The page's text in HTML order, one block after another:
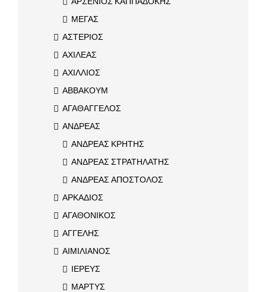
ΜΕΓΑΣ
ΑΣΤΕΡΙΟΣ
ΑΧΙΛΕΑΣ
ΑΧΙΛΛΙΟΣ
ΑΒΒΑΚΟΥΜ
ΑΓΑΘΑΓΓΕΛΟΣ
ΑΝΔΡΕΑΣ
ΑΝΔΡΕΑΣ ΚΡΗΤΗΣ
ΑΝΔΡΕΑΣ ΣΤΡΑΤΗΛΑΤΗΣ
ΑΝΔΡΕΑΣ ΑΠΟΣΤΟΛΟΣ
ΑΡΚΑΔΙΟΣ
ΑΓΑΘΟΝΙΚΟΣ
ΑΓΓΕΛΗΣ
ΑΙΜΙΛΙΑΝΟΣ
ΙΕΡΕΥΣ
ΜΑΡΤΥΣ